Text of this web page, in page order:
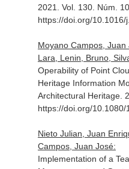
2021. Vol. 130. Núm.
https://doi.org/
Moyano Campos, Juan
Lara, Lenin, Bruno,
Operability of Point
Heritage Information
Architectural Heritage.
https://doi.org/
Nieto Julian, Juan
Campos, Juan José:
Implementation of a